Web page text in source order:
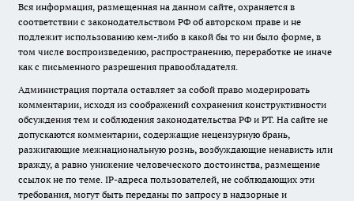
Вся информация, размещенная на данном сайте, охраняется в
соответствии с законодательством РФ об авторском праве и не
подлежит использованию кем-либо в какой бы то ни было форме, в
том числе воспроизведению, распространению, переработке не иначе
как с письменного разрешения правообладателя.
Администрация портала оставляет за собой право модерировать
комментарии, исходя из соображений сохранения конструктивности
обсуждения тем и соблюдения законодательства РФ и РТ. На сайте не
допускаются комментарии, содержащие нецензурную брань,
разжигающие межнациональную рознь, возбуждающие ненависть или
вражду, а равно унижение человеческого достоинства, размещение
ссылок не по теме. IP-адреса пользователей, не соблюдающих эти
требования, могут быть переданы по запросу в надзорные и